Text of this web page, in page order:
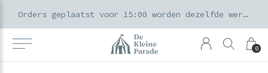
0
Orders geplaatst voor 15:00 worden dezelfde werkdag verzonden